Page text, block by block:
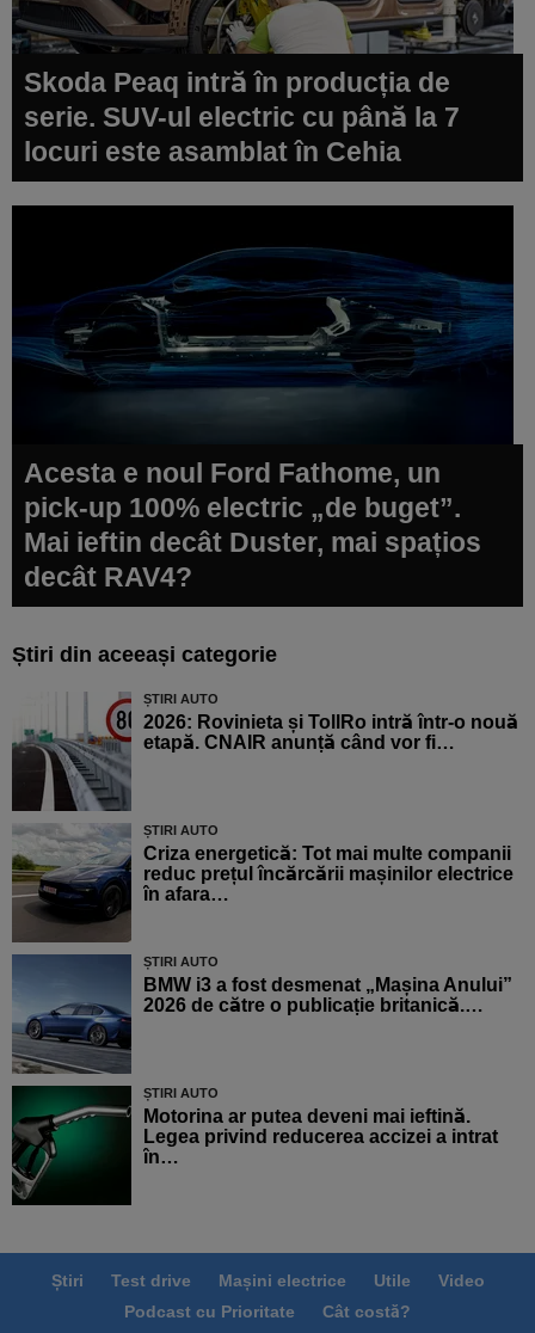
Skoda Peaq intră în producția de
serie. SUV-ul electric cu până la 7
locuri este asamblat în Cehia
Acesta e noul Ford Fathome, un
pick-up 100% electric „de buget”.
Mai ieftin decât Duster, mai spațios
decât RAV4?
Știri din aceeași categorie
ȘTIRI AUTO
2026: Rovinieta și TollRo intră într-o nouă
etapă. CNAIR anunță când vor fi…
ȘTIRI AUTO
Criza energetică: Tot mai multe companii
reduc prețul încărcării mașinilor electrice
în afara…
ȘTIRI AUTO
BMW i3 a fost desmenat „Mașina Anului”
2026 de către o publicație britanică.…
ȘTIRI AUTO
Motorina ar putea deveni mai ieftină.
Legea privind reducerea accizei a intrat
în…
Știri Test drive Mașini electrice Utile
Video
Podcast cu Prioritate
Cât costă?